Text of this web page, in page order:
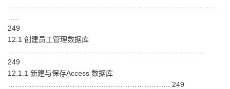
249
12.1 创建员工管理数据库
249
12.1.1 新建与保存Access 数据库
………………………………………………………….. 249